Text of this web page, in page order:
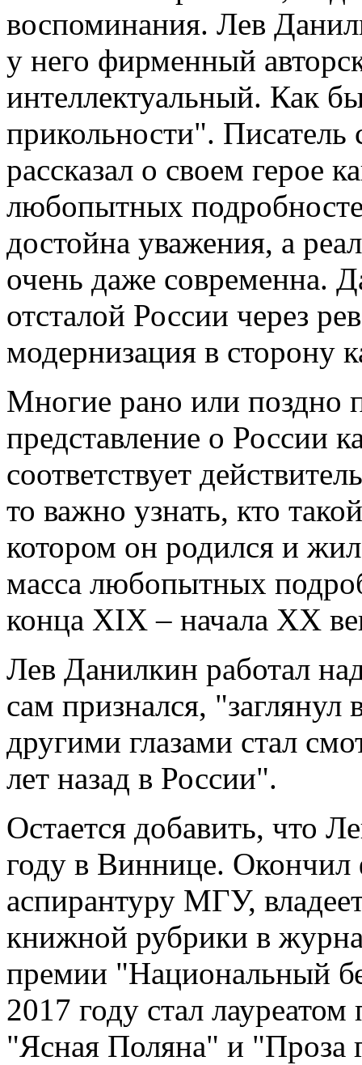
воспоминания. Лев
у него фирменный
интеллектуальный. Как
прикольности".
рассказал о своем герое
любопытных
достойна уважения, а
очень даже современна.
отсталой России через
модернизация в сторону
Многие рано или поздно
представление о России
соответствует
то важно узнать, кто
котором он родился и
масса любопытных
конца XIX – начала XX
Лев Данилкин работал
сам признался, "заглянул
другими глазами стал
лет назад в России".
Остается добавить, что
году в Виннице. Окончил
аспирантуру МГУ,
книжной рубрики в
премии "Национальный
2017 году стал
"Ясная Поляна" и "Проза